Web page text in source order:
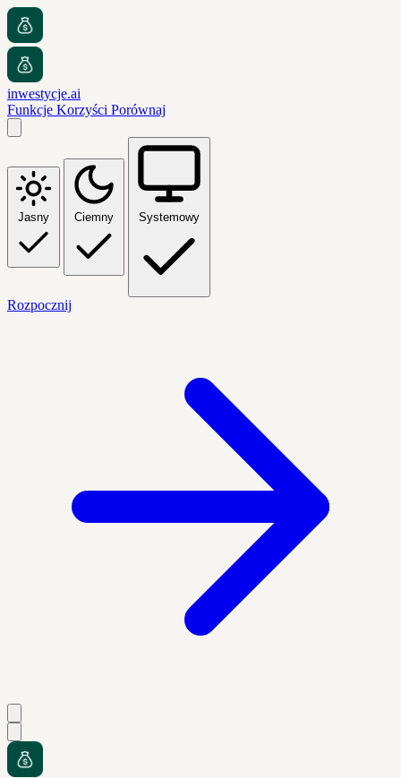
inwestycje.ai
Funkcje Korzyści Porównaj
Jasny Ciemny Systemowy
Rozpocznij